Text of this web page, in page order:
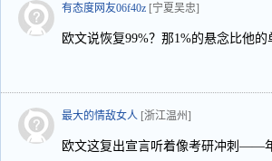
有态度网友06f40z [宁夏吴忠]
欧文说恢复99%？那1%的悬念比他
最大的情敌女人 [浙江温州]
欧文这复出宣言听着像考研冲刺——